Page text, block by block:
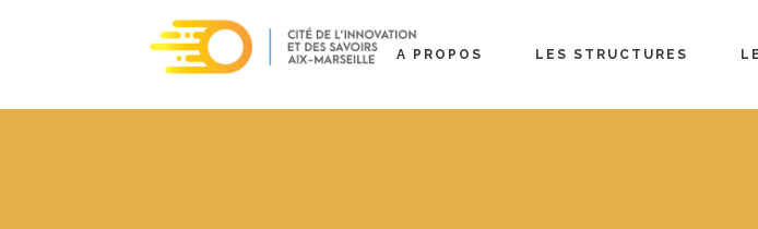
A PROPOS LES STRUCTURES